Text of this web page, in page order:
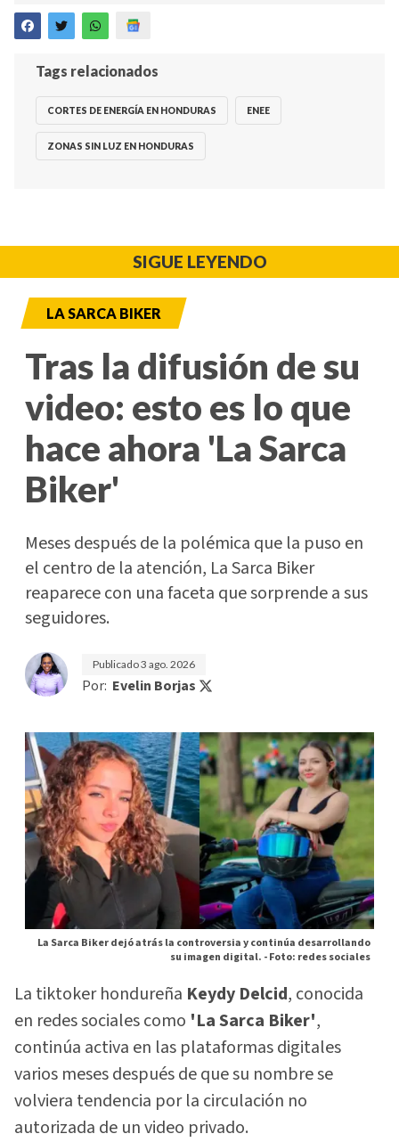
Tags relacionados
CORTES DE ENERGÍA EN HONDURAS ENEE
ZONAS SIN LUZ EN HONDURAS
SIGUE LEYENDO
LA SARCA BIKER
Tras la difusión de su
video: esto es lo que
hace ahora 'La Sarca
Biker'
Meses después de la polémica que la puso en
el centro de la atención, La Sarca Biker
reaparece con una faceta que sorprende a sus
seguidores.
Publicado3 ago. 2026
Por: Evelin Borjas
La Sarca Biker dejó atrás la controversia y continúa desarrollando
su imagen digital. -Foto: redes sociales
La tiktoker hondureña Keydy Delcid, conocida
en redes sociales como 'La Sarca Biker',
continúa activa en las plataformas digitales
varios meses después de que su nombre se
volviera tendencia por la circulación no
autorizada de un video privado.